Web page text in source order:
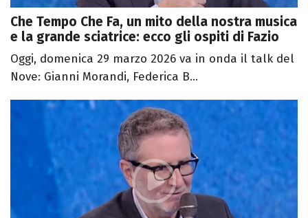
Che Tempo Che Fa, un mito della nostra musica
e la grande sciatrice: ecco gli ospiti di Fazio
Oggi, domenica 29 marzo 2026 va in onda il talk del
Nove: Gianni Morandi, Federica B...